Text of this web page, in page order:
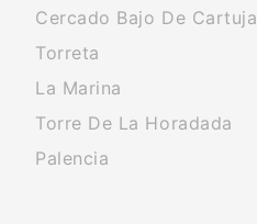
Cercado Bajo De Cartuja
Torreta
La Marina
Torre De La Horadada
Palencia